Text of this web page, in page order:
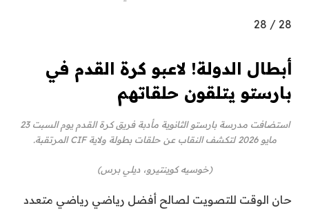
28
/
28
أبطال الدولة! لاعبو كرة القدم في
بارستو يتلقون حلقاتهم
استضافت مدرسة بارستو الثانوية مأدبة فريق كرة القدم يوم السبت 23
مايو 2026 لتكشف النقاب عن حلقات بطولة ولاية CIF المرتقبة.
(خوسيه كوينتيرو، ديلي برس)
حان الوقت للتصويت لصالح أفضل رياضي رياضي متعدد